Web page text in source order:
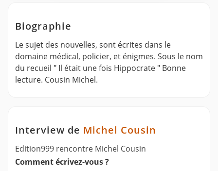
Biographie
Le sujet des nouvelles, sont écrites dans le
domaine médical, policier, et énigmes. Sous le nom
du recueil " Il était une fois Hippocrate " Bonne
lecture. Cousin Michel.
Interview de Michel Cousin
Edition999 rencontre Michel Cousin
Comment écrivez-vous ?